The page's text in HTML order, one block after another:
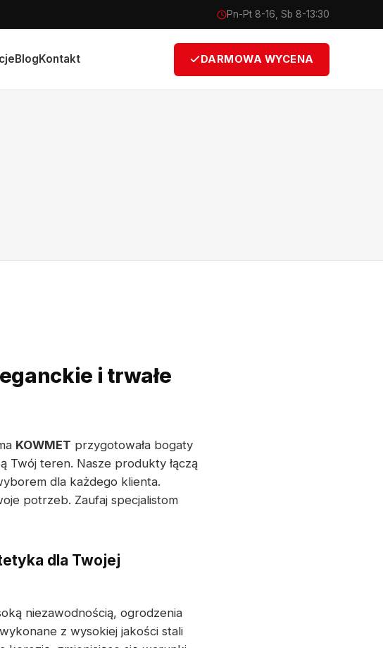
Pn-Pt 8-16, Sb 8-13:30
BlogKontakt DARMOWA WYCENA
i trwałe
KOWMET przygotowała bogaty
Twój teren. Nasze produkty łączą
dla każdego klienta.
potrzeb. Zaufaj specjalistom
dla Twojej
niezawodnością, ogrodzenia
z wysokiej jakości stali